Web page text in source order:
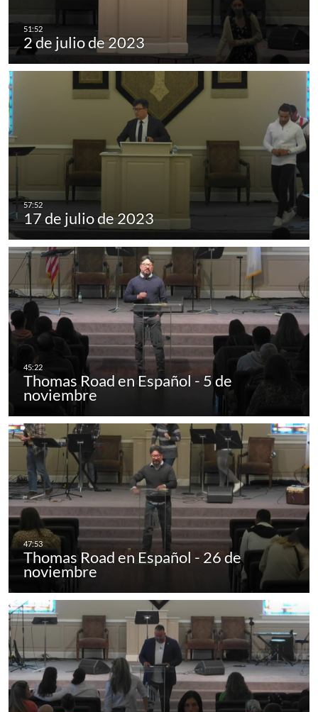
2 de julio de 2023
17 de julio de 2023
Thomas Road en Español - 5 de
noviembre
Thomas Road en Español - 26 de
noviembre